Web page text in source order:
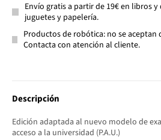
Envío gratis a partir de 19€ en libros
juguetes y papelería.
Productos de robótica: no se
Contacta con atención al cliente.
Descripción
Edición adaptada al nuevo modelo de
acceso a la universidad (P.A.U.)